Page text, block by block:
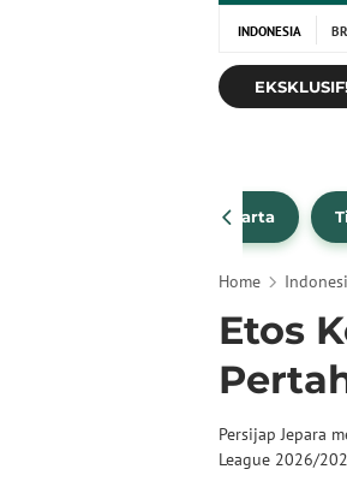
INDONESIA
Persija Jakarta
Home
Etos
Persijap Jepara
League 2026/